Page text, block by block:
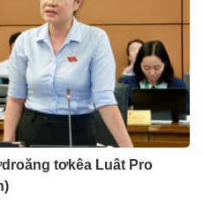
tơkêa Luât Pro